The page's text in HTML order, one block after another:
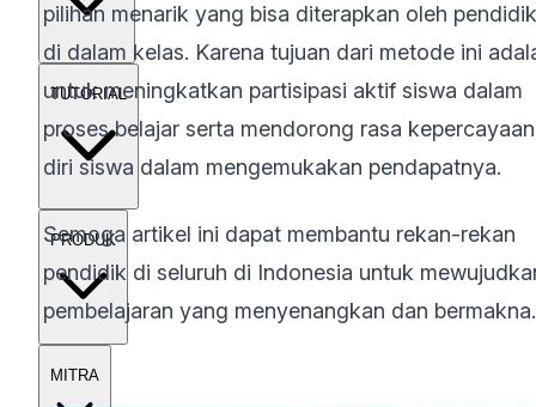
pilihan menarik yang bisa diterapkan oleh pendidik
di dalam kelas. Karena tujuan dari metode ini
untuk meningkatkan partisipasi aktif siswa dalam
proses belajar serta mendorong rasa kepercayaan
diri siswa dalam mengemukakan pendapatnya.
Semoga artikel ini dapat membantu rekan-rekan
pendidik di seluruh di Indonesia untuk
pembelajaran yang menyenangkan dan bermakna.
TUTORIAL
PRODUK
MITRA